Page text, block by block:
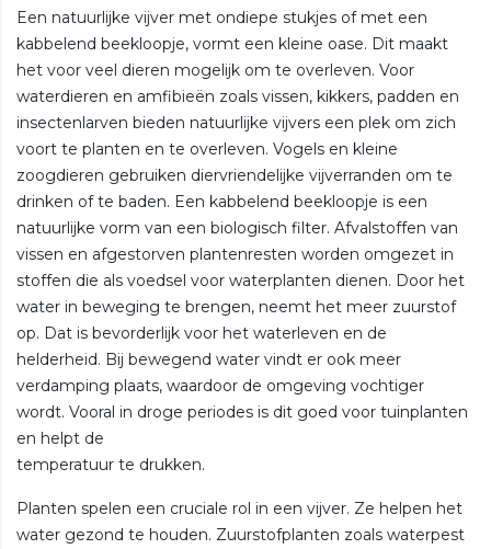
Een natuurlijke vijver met ondiepe stukjes of met een
kabbelend beekloopje, vormt een kleine oase. Dit maakt
het voor veel dieren mogelijk om te overleven. Voor
waterdieren en amfibieën zoals vissen, kikkers, padden en
insectenlarven bieden natuurlijke vijvers een plek om zich
voort te planten en te overleven. Vogels en kleine
zoogdieren gebruiken diervriendelijke vijverranden om te
drinken of te baden. Een kabbelend beekloopje is een
natuurlijke vorm van een biologisch filter. Afvalstoffen van
vissen en afgestorven plantenresten worden omgezet in
stoffen die als voedsel voor waterplanten dienen. Door het
water in beweging te brengen, neemt het meer zuurstof
op. Dat is bevorderlijk voor het waterleven en de
helderheid. Bij bewegend water vindt er ook meer
verdamping plaats, waardoor de omgeving vochtiger
wordt. Vooral in droge periodes is dit goed voor tuinplanten
en helpt de
temperatuur te drukken.
Planten spelen een cruciale rol in een vijver. Ze helpen het
water gezond te houden. Zuurstofplanten zoals waterpest